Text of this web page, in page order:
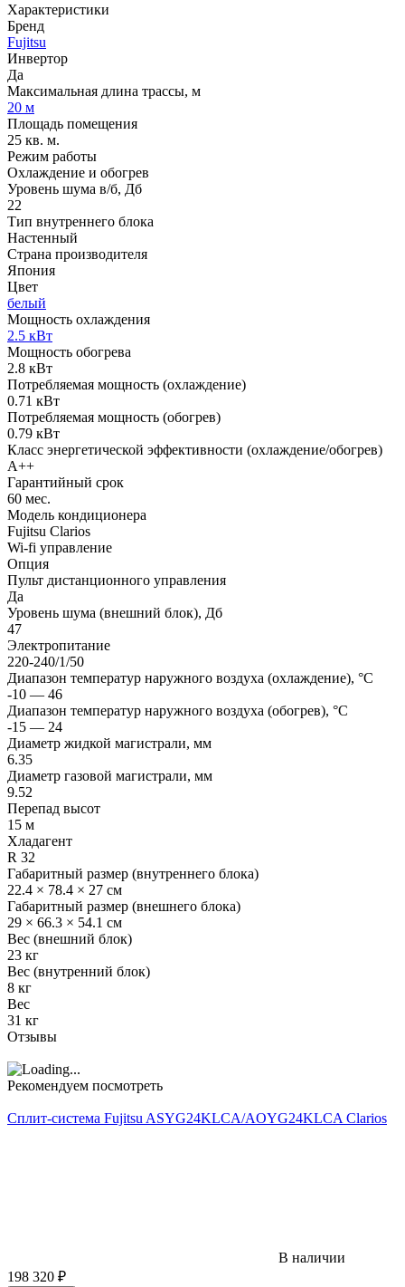
Характеристики
Бренд
Fujitsu
Инвертор
Да
Максимальная длина трассы, м
20 м
Площадь помещения
25 кв. м.
Режим работы
Охлаждение и обогрев
Уровень шума в/б, Дб
22
Тип внутреннего блока
Настенный
Страна производителя
Япония
Цвет
белый
Мощность охлаждения
2.5 кВт
Мощность обогрева
2.8 кВт
Потребляемая мощность (охлаждение)
0.71 кВт
Потребляемая мощность (обогрев)
0.79 кВт
Класс энергетической эффективности (охлаждение/обогрев)
A++
Гарантийный срок
60 мес.
Модель кондиционера
Fujitsu Clarios
Wi-fi управление
Опция
Пульт дистанционного управления
Да
Уровень шума (внешний блок), Дб
47
Электропитание
220-240/1/50
Диапазон температур наружного воздуха (охлаждение), °C
-10 — 46
Диапазон температур наружного воздуха (обогрев), °C
-15 — 24
Диаметр жидкой магистрали, мм
6.35
Диаметр газовой магистрали, мм
9.52
Перепад высот
15 м
Хладагент
R 32
Габаритный размер (внутреннего блока)
22.4 × 78.4 × 27 см
Габаритный размер (внешнего блока)
29 × 66.3 × 54.1 см
Вес (внешний блок)
23 кг
Вес (внутренний блок)
8 кг
Вес
31 кг
Отзывы
Рекомендуем посмотреть
Сплит-система Fujitsu ASYG24KLCA/AOYG24KLCA Clarios
В наличии
198 320 ₽